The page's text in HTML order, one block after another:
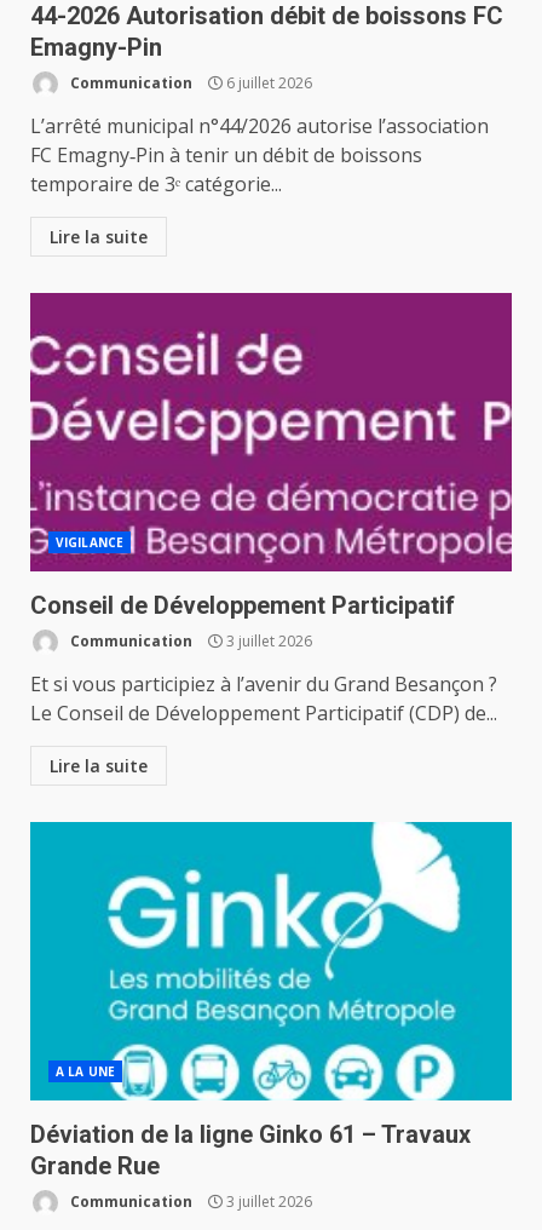
44-2026 Autorisation débit de boissons FC
Emagny-Pin
Communication 6 juillet 2026
L’arrêté municipal n°44/2026 autorise l’association
FC Emagny‑Pin à tenir un débit de boissons
temporaire de 3ᵉ catégorie...
Lire la suite
VIGILANCE
Conseil de Développement Participatif
Communication 3 juillet 2026
Et si vous participiez à l’avenir du Grand Besançon ?
Le Conseil de Développement Participatif (CDP) de...
Lire la suite
A LA UNE
Déviation de la ligne Ginko 61 – Travaux
Grande Rue
Communication 3 juillet 2026